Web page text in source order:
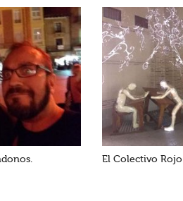
El Colectivo Rojo